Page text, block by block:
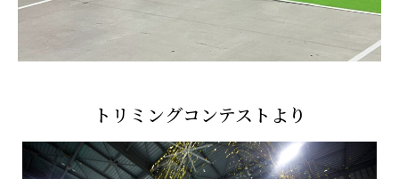
トリミングコンテストより